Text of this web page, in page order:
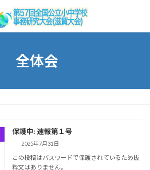
全体会
保護中: 速報第１号
2025年7月31日
この投稿はパスワードで保護されているため抜
粋文はありません。